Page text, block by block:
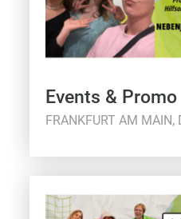
Events & Promo
FRANKFURT AM MAIN,